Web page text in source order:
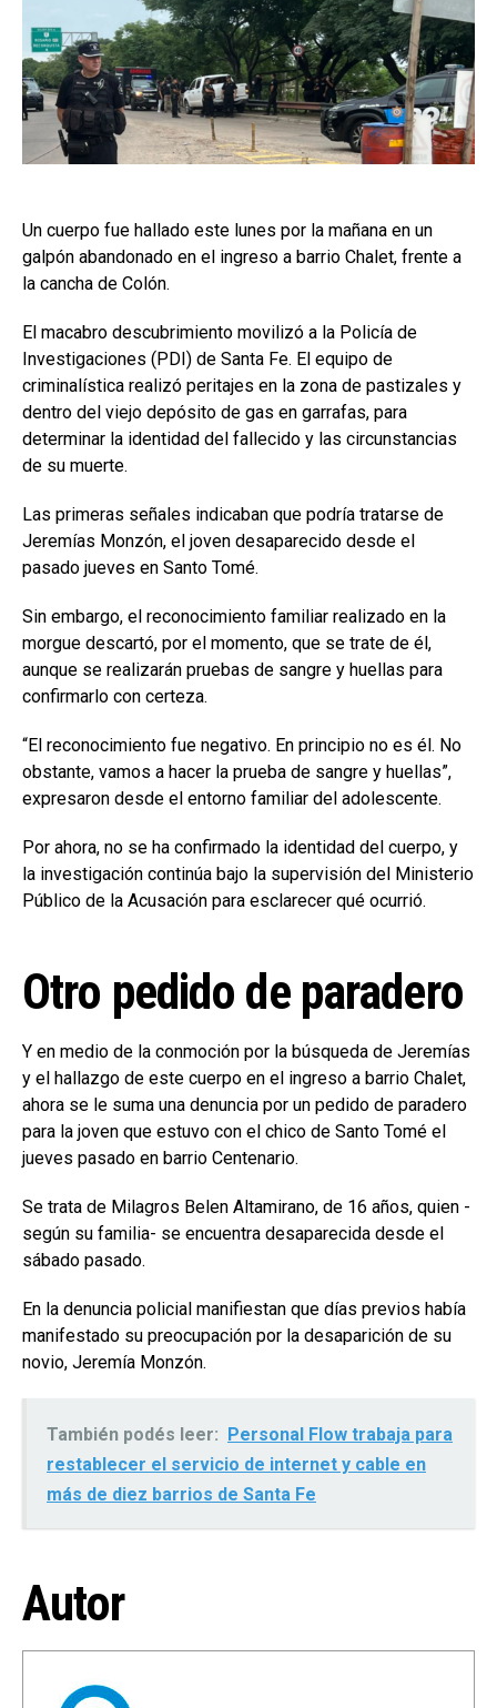
Un cuerpo fue hallado este lunes por la mañana en un
galpón abandonado en el ingreso a barrio Chalet, frente a
la cancha de Colón.
El macabro descubrimiento movilizó a la Policía de
Investigaciones (PDI) de Santa Fe. El equipo de
criminalística realizó peritajes en la zona de pastizales y
dentro del viejo depósito de gas en garrafas, para
determinar la identidad del fallecido y las circunstancias
de su muerte.
Las primeras señales indicaban que podría tratarse de
Jeremías Monzón, el joven desaparecido desde el
pasado jueves en Santo Tomé.
Sin embargo, el reconocimiento familiar realizado en la
morgue descartó, por el momento, que se trate de él,
aunque se realizarán pruebas de sangre y huellas para
confirmarlo con certeza.
“El reconocimiento fue negativo. En principio no es él. No
obstante, vamos a hacer la prueba de sangre y huellas”,
expresaron desde el entorno familiar del adolescente.
Por ahora, no se ha confirmado la identidad del cuerpo, y
la investigación continúa bajo la supervisión del Ministerio
Público de la Acusación para esclarecer qué ocurrió.
Otro pedido de paradero
Y en medio de la conmoción por la búsqueda de Jeremías
y el hallazgo de este cuerpo en el ingreso a barrio Chalet,
ahora se le suma una denuncia por un pedido de paradero
para la joven que estuvo con el chico de Santo Tomé el
jueves pasado en barrio Centenario.
Se trata de Milagros Belen Altamirano, de 16 años, quien -
según su familia- se encuentra desaparecida desde el
sábado pasado.
En la denuncia policial manifiestan que días previos había
manifestado su preocupación por la desaparición de su
novio, Jeremía Monzón.
También podés leer: Personal Flow trabaja para
restablecer el servicio de internet y cable en
más de diez barrios de Santa Fe
Autor